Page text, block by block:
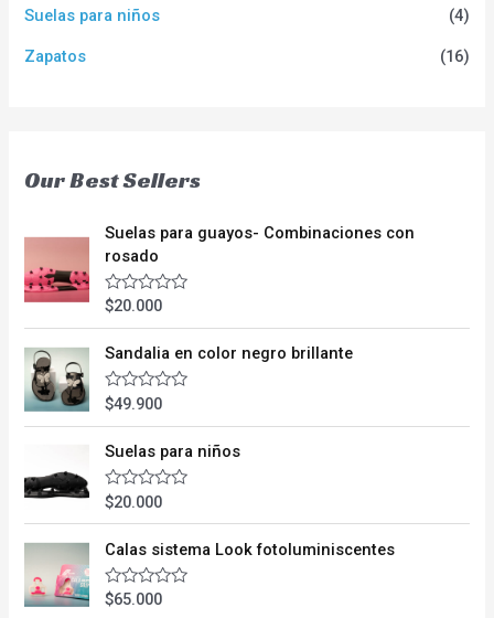
Suelas para niños (4)
Zapatos (16)
Our Best Sellers
Suelas para guayos- Combinaciones con
rosado
V
o
a
d
o
e
n
0
d
e
5
$20.000
Sandalia en color negro brillante
V
o
a
d
o
e
n
0
d
e
5
$49.900
Suelas para niños
V
o
a
d
o
$20.000
Calas sistema Look fotoluminiscentes
V
$65.000